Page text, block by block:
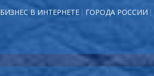
БИЗНЕС В ИНТЕРНЕТЕ ГОРОДА РОССИИ